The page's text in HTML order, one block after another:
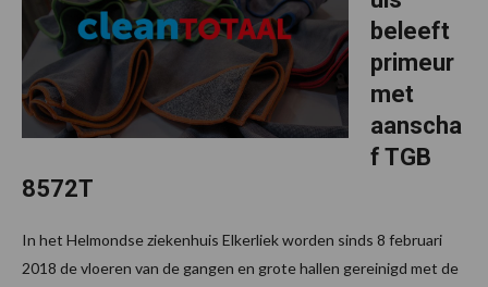
beleeft
primeur
met
aanscha
f TGB
8572T
In het Helmondse ziekenhuis Elkerliek worden sinds 8 februari
2018 de vloeren van de gangen en grote hallen gereinigd met de